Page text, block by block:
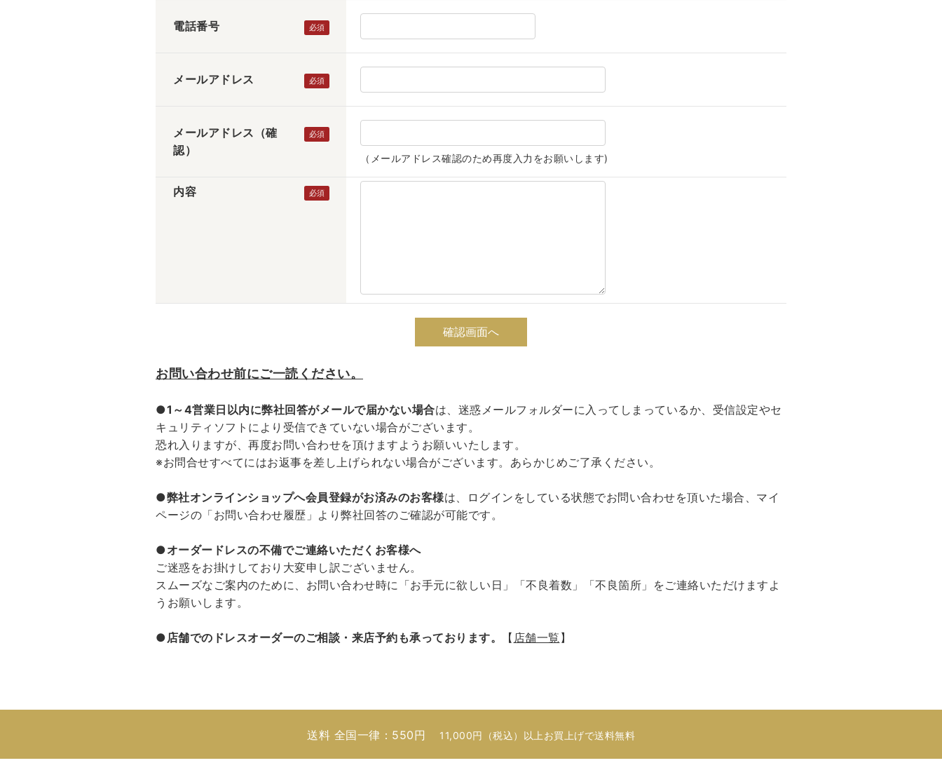
電話番号
メールアドレス
メールアドレス（確
認）
（メールアドレス確認のため再度入力をお願いします)
内容
お問い合わせ前にご一読ください。
●1～4営業日以内に弊社回答がメールで届かない場合は、迷惑メールフォルダーに入ってしまっているか、受信設定やセ
キュリティソフトにより受信できていない場合がございます。
恐れ入りますが、再度お問い合わせを頂けますようお願いいたします。
※お問合せすべてにはお返事を差し上げられない場合がございます。あらかじめご了承ください。
●弊社オンラインショップへ会員登録がお済みのお客様は、ログインをしている状態でお問い合わせを頂いた場合、マイ
ページの「お問い合わせ履歴」より弊社回答のご確認が可能です。
●オーダードレスの不備でご連絡いただくお客様へ
ご迷惑をお掛けしており大変申し訳ございません。
スムーズなご案内のために、お問い合わせ時に「お手元に欲しい日」「不良着数」「不良箇所」をご連絡いただけますよ
うお願いします。
●店舗でのドレスオーダーのご相談・来店予約も承っております。 【 店舗一覧 】
送料 全国一律：550円 11,000円（税込）以上お買上げで送料無料